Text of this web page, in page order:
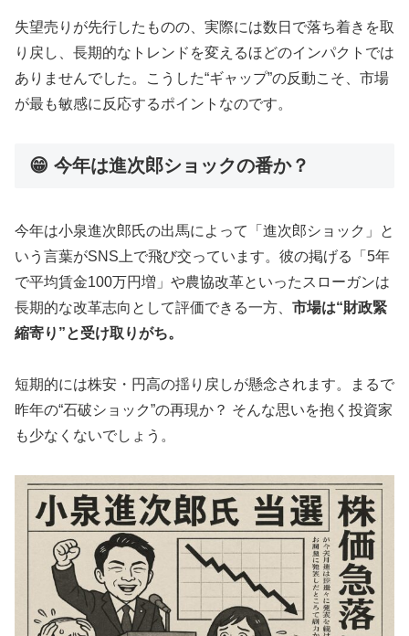
失望売りが先行したものの、実際には数日で落ち着きを取
り戻し、長期的なトレンドを変えるほどのインパクトでは
ありませんでした。こうした“ギャップ”の反動こそ、市場
が最も敏感に反応するポイントなのです。
😁 今年は進次郎ショックの番か？
今年は小泉進次郎氏の出馬によって「進次郎ショック」と
いう言葉がSNS上で飛び交っています。彼の掲げる「5年
で平均賃金100万円増」や農協改革といったスローガンは
長期的な改革志向として評価できる一方、 市場は“財政緊
縮寄り”と受け取りがち。
短期的には株安・円高の揺り戻しが懸念されます。まるで
昨年の“石破ショック”の再現か？ そんな思いを抱く投資家
も少なくないでしょう。